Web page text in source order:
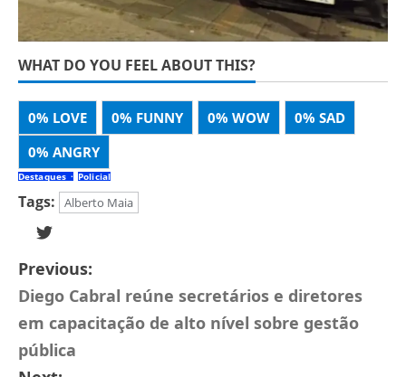
WHAT DO YOU FEEL ABOUT THIS?
0% LOVE 0% FUNNY 0% WOW 0% SAD
0% ANGRY
Destaques Policial
Tags: Alberto Maia
Previous:
Diego Cabral reúne secretários e diretores
em capacitação de alto nível sobre gestão
pública